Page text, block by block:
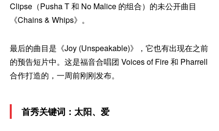
Clipse（Pusha T 和 No Malice 的组合）的未公开曲目
《Chains & Whips》。
最后的曲目是《Joy (Unspeakable)》，它也有出现在之前
的预告短片中。这是福音合唱团 Voices of Fire 和 Pharrell
合作打造的，一周前刚刚发布。
首秀关键词：太阳、爱